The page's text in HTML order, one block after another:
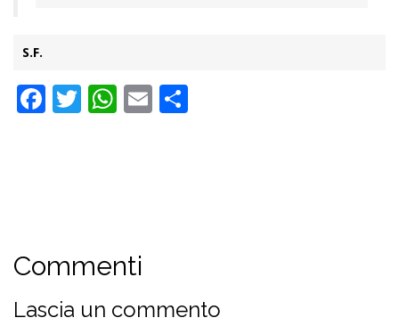
S.F.
Facebook
Twitter
WhatsApp
Email
Commenti
Lascia un commento